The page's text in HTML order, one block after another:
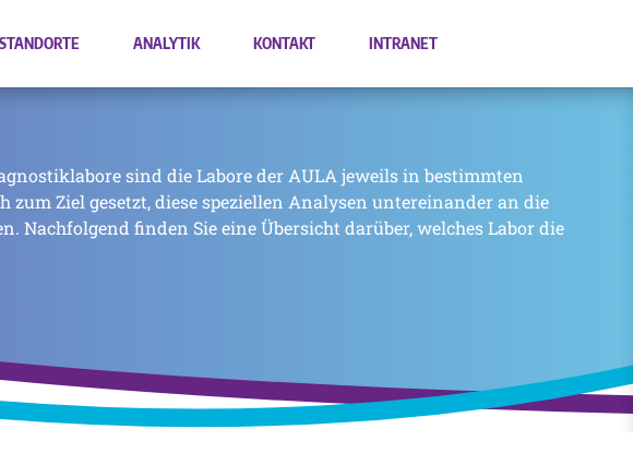
STANDORTE ANALYTIK KONTAKT INTRANET
sind die Labore der AULA jeweils in bestimmten
zum Ziel gesetzt, diese speziellen Analysen untereinander an die
Nachfolgend finden Sie eine Übersicht darüber, welches Labor die